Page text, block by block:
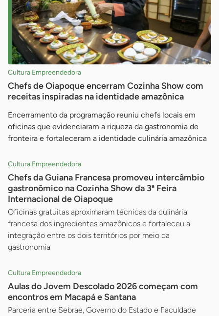
Cultura Empreendedora
Chefs de Oiapoque encerram Cozinha Show com
receitas inspiradas na identidade amazônica
Encerramento da programação reuniu chefs locais em
oficinas que evidenciaram a riqueza da gastronomia de
fronteira e fortaleceram a identidade culinária amazônica
Cultura Empreendedora
Chefs da Guiana Francesa promoveu intercâmbio
gastronômico na Cozinha Show da 3ª Feira
Internacional de Oiapoque
Oficinas gratuitas aproximaram técnicas da culinária
francesa dos ingredientes amazônicos e fortaleceu a
integração entre os dois territórios por meio da
gastronomia
Cultura Empreendedora
Aulas do Jovem Descolado 2026 começam com
encontros em Macapá e Santana
Parceria entre Sebrae, Governo do Estado e Faculdade